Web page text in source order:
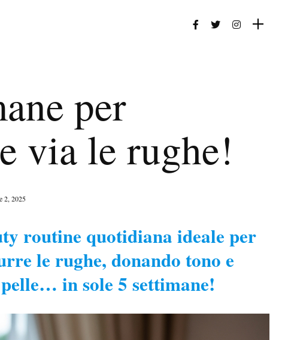
per
via le rughe!
2, 2025
routine quotidiana ideale per
le rughe, donando tono e
in sole 5 settimane!